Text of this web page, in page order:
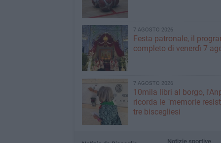
7 AGOSTO 2026
Festa patronale, il
completo di venerdì 7
7 AGOSTO 2026
10mila libri al borgo,
ricorda le "memorie
tre biscegliesi
Notizie sportive